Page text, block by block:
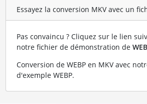
Essayez la conversion MKV avec un
Pas convaincu ? Cliquez sur le lien
notre fichier de démonstration de
Conversion de WEBP en MKV avec
d'exemple WEBP.